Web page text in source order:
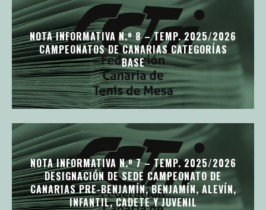
NOTA INFORMATIVA N.º 8 – TEMP. 2025/2026
CAMPEONATOS DE CANARIAS CATEGORÍAS
BASE
NOTA INFORMATIVA N.º 7 – TEMP. 2025/2026
DESIGNACIÓN DE SEDE CAMPEONATO DE
CANARIAS PRE-BENJAMÍN, BENJAMÍN, ALEVÍN,
INFANTIL, CADETE Y JUVENIL